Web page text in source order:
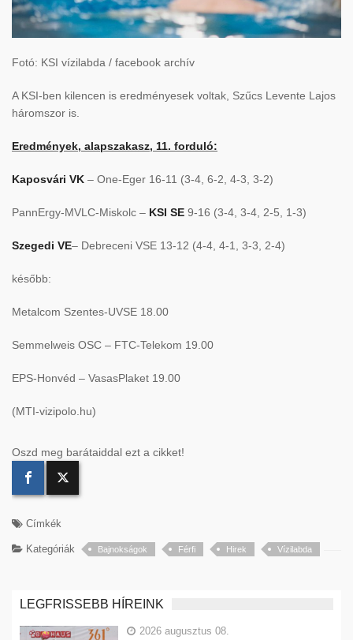
Fotó: KSI vízilabda / facebook archív
A KSI-ben kilencen is eredményesek voltak, Szűcs Levente Lajos
háromszor is.
Eredmények, alapszakasz, 11. forduló:
Kaposvári VK – One-Eger 16-11 (3-4, 6-2, 4-3, 3-2)
PannErgy-MVLC-Miskolc – KSI SE 9-16 (3-4, 3-4, 2-5, 1-3)
Szegedi VE– Debreceni VSE 13-12 (4-4, 4-1, 3-3, 2-4)
később:
Metalcom Szentes-UVSE 18.00
Semmelweis OSC – FTC-Telekom 19.00
EPS-Honvéd – VasasPlaket 19.00
(MTI-vizipolo.hu)
Oszd meg barátaiddal ezt a cikket!
Címkék
Kategóriák Bajnokságok Férfi Hirek Vízilabda
LEGFRISSEBB HÍREINK
2026 augusztus 08.